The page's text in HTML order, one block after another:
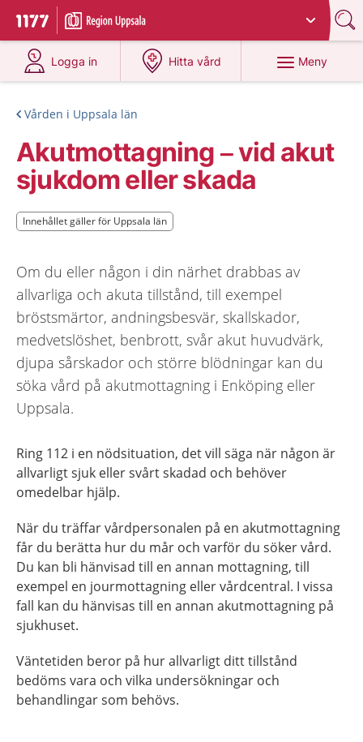
Till startsidan för 1177
Du har valt region
Logga in
på 1177.se
Hitta vård
på 1177.se
Meny
Vården i Uppsala län
Akutmottagning – vid akut
sjukdom eller skada
Innehållet gäller för Uppsala län
Innehållet gäller för Uppsala län
Om du eller någon i din närhet drabbas av
allvarliga och akuta tillstånd, till exempel
bröstsmärtor, andningsbesvär, skallskador,
medvetslöshet, benbrott, svår akut huvudvärk,
djupa sårskador och större blödningar kan du
söka vård på akutmottagning i Enköping eller
Uppsala.
Ring 112 i en nödsituation, det vill säga när någon är
allvarligt sjuk eller svårt skadad och behöver
omedelbar hjälp.
När du träffar vårdpersonalen på en akutmottagning
får du berätta hur du mår och varför du söker vård.
Du kan bli hänvisad till en annan mottagning, till
exempel en jourmottagning eller vårdcentral. I vissa
fall kan du hänvisas till en annan akutmottagning på
sjukhuset.
Väntetiden beror på hur allvarligt ditt tillstånd
bedöms vara och vilka undersökningar och
behandlingar som behövs.